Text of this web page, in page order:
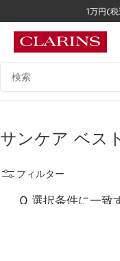
コンテンツへ移動
1万円(
検索候補
サンケア ベス
フィルター
0 選択条件に一致